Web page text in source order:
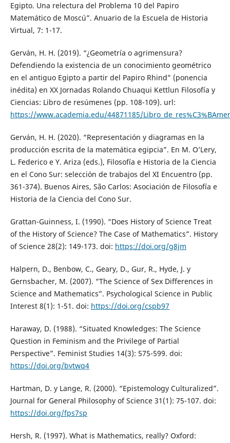
Egipto. Una relectura del Problema 10 del Papiro
Matemático de Moscú”. Anuario de la Escuela de Historia
Virtual, 7: 1-17.
Gerván, H. H. (2019). “¿Geometría o agrimensura?
Defendiendo la existencia de un conocimiento geométrico
en el antiguo Egipto a partir del Papiro Rhind” (ponencia
inédita) en XX Jornadas Rolando Chuaqui Kettlun Filosofía y
Ciencias: Libro de resúmenes (pp. 108-109). url:
https://www.academia.edu/44871185/
Gerván, H. H. (2020). “Representación y diagramas en la
producción escrita de la matemática egipcia”. En M. O’Lery,
L. Federico e Y. Ariza (eds.), Filosofía e Historia de la Ciencia
en el Cono Sur: selección de trabajos del XI Encuentro (pp.
361-374). Buenos Aires, São Carlos: Asociación de Filosofía e
Historia de la Ciencia del Cono Sur.
Grattan-Guinness, I. (1990). “Does History of Science Treat
of the History of Science? The Case of Mathematics”. History
of Science 28(2): 149-173. doi: https://doi.org/g8jm
Halpern, D., Benbow, C., Geary, D., Gur, R., Hyde, J. y
Gernsbacher, M. (2007). “The Science of Sex Differences in
Science and Mathematics”. Psychological Science in Public
Interest 8(1): 1-51. doi: https://doi.org/cspb97
Haraway, D. (1988). “Situated Knowledges: The Science
Question in Feminism and the Privilege of Partial
Perspective”. Feminist Studies 14(3): 575-599. doi:
https://doi.org/bvtwq4
Hartman, D. y Lange, R. (2000). “Epistemology Culturalized”.
Journal for General Philosophy of Science 31(1): 75-107. doi:
https://doi.org/fps7sp
Hersh, R. (1997). What is Mathematics, really? Oxford: